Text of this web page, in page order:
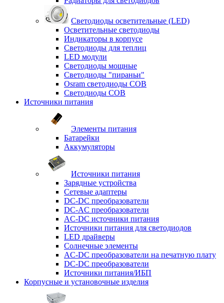
Светодиоды осветительные (LED)
Осветительные светодиоды
Индикаторы в корпусе
Светодиоды для теплиц
LED модули
Светодиоды мощные
Светодиоды "пираньи"
Osram светодиоды COB
Светодиоды COB
Источники питания
Элементы питания
Батарейки
Аккумуляторы
Источники питания
Зарядные устройства
Сетевые адаптеры
DC-DC преобразователи
DC-AC преобразователи
AC-DC источники питания
Источники питания для светодиодов
LED драйверы
Солнечные элементы
AC-DC преобразователи на печатную плату
DC-DC преобразователи
Источники питания/ИБП
Корпусные и установочные изделия